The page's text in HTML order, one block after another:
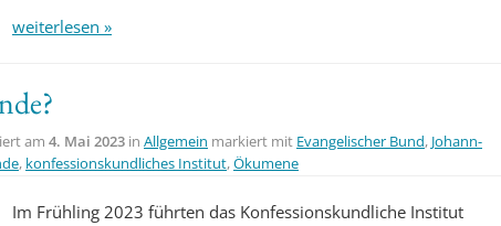
weiterlesen »
am 4. Mai 2023 in Allgemein markiert mit Evangelischer Bund, Johann-
, konfessionskundliches Institut,Ökumene
Im Frühling 2023 führten das Konfessionskundliche Institut